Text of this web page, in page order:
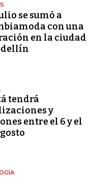
se sumó a
con una
en la ciudad
tendrá
y
entre el 6 y el